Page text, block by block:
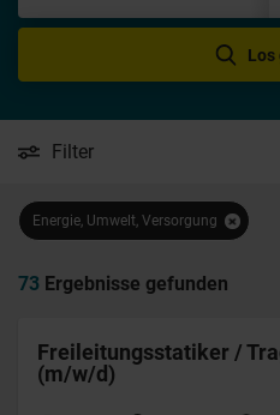
Los
Filter
Energie, Umwelt, Versorgung
73 Ergebnisse gefunden
Freileitungsstatiker /
(m/w/d)